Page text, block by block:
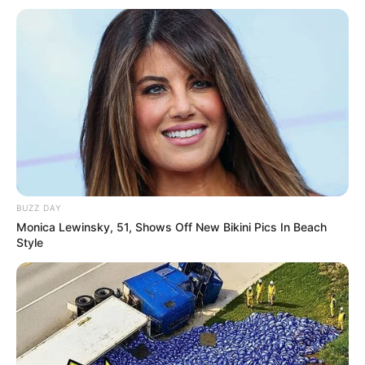
Mitte Mai bis Anfang September im auf circa 26 °C
beheizten Wasser gebadet werden. Es gibt ein
Sportbecken mit einer Bahnlänge von 25 Metern mit
angrenzendem Nichtschwimmerbecken sowie einen
Eltern-Kind-Bereich mit Baby-Planschbecken und
Spielplatz. Die genaue Lage ist auf der Karte von
penStreetMapmarkiert.
Freibad Dahlenburg - In dem Freibad im Dorn gibt
es ein 50-Meter-Becken, ein Sprungbecken und
zahlreiche weitere Attraktionen mit Riesenrutsche
und Kinderbeckenanlage. Hier ist das Freibad
finden.
Hiddobad Hitzacker - Ein Schwimmer- und
Nichtschwimmerbecken, eine große und kleine
Rutsche, ein Kinderbecken, Sportangebote und ein
Kiosk gibt es in dem Freibad von Hitzacker, das im
BUZZ DAY
Monica Lewinsky, 51, Shows Off New Bikini Pics In Beach
Style